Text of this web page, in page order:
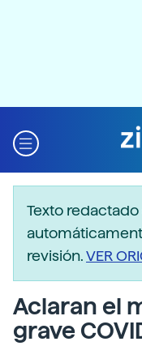
Texto
revisión.VER
Aclaran el
grave